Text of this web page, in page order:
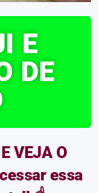
E
DE
VEJA O
essa